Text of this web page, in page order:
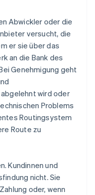
Abwickler oder die
versucht, die
er sie über das
an die Bank des
Genehmigung geht
wird oder
Problems
Routingsystem
Route zu
Kundinnen und
nicht. Sie
oder, wenn